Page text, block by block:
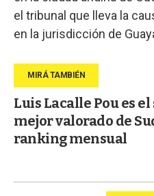
el tribunal que lleva la
en la jurisdicción de
Luis Lacalle Pou es
mejor valorado de
ranking mensual